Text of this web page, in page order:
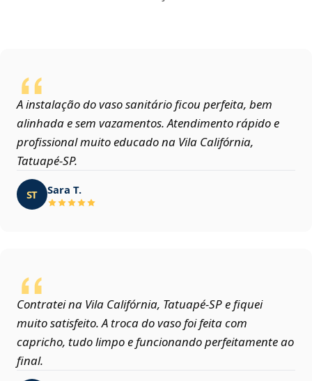
A instalação do vaso sanitário ficou perfeita, bem
alinhada e sem vazamentos. Atendimento rápido e
profissional muito educado na Vila Califórnia,
Tatuapé‑SP.
ST Sara T.
Contratei na Vila Califórnia, Tatuapé‑SP e fiquei
muito satisfeito. A troca do vaso foi feita com
capricho, tudo limpo e funcionando perfeitamente ao
final.